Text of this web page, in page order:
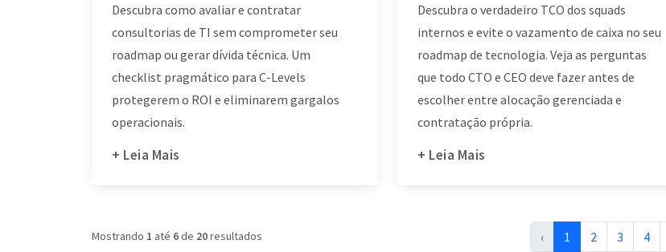
Descubra como avaliar e contratar
consultorias de TI sem comprometer seu
roadmap ou gerar dívida técnica. Um
checklist pragmático para C-Levels
protegerem o ROI e eliminarem gargalos
operacionais.
+ Leia Mais
Descubra o verdadeiro TCO dos squads
internos e evite o vazamento de caixa no seu
roadmap de tecnologia. Veja as perguntas
que todo CTO e CEO deve fazer antes de
escolher entre alocação gerenciada e
contratação própria.
+ Leia Mais
Mostrando 1 até 6de 20resultados ‹ 1 2 3 4